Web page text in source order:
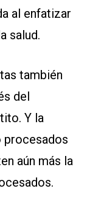
al enfatizar
salud.
también
del
Y la
procesados
aún más la